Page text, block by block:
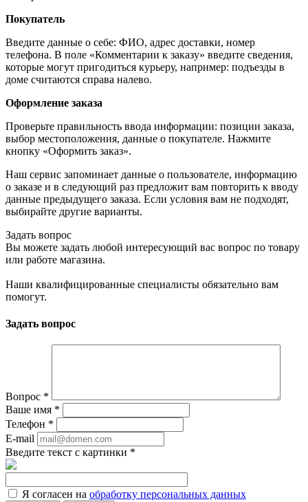
Покупатель
Введите данные о себе: ФИО, адрес доставки, номер
телефона. В поле «Комментарии к заказу» введите сведения,
которые могут пригодиться курьеру, например: подъезды в
доме считаются справа налево.
Оформление заказа
Проверьте правильность ввода информации: позиции заказа,
выбор местоположения, данные о покупателе. Нажмите
кнопку «Оформить заказ».
Наш сервис запоминает данные о пользователе, информацию
о заказе и в следующий раз предложит вам повторить к вводу
данные предыдущего заказа. Если условия вам не подходят,
выбирайте другие варианты.
Задать вопрос
Вы можете задать любой интересующий вас вопрос по товару
или работе магазина.
Наши квалифицированные специалисты обязательно вам
помогут.
Задать вопрос
Вопрос *
Ваше имя *
Телефон *
E-mail
Введите текст с картинки *
Я согласен на обработку персональных данных